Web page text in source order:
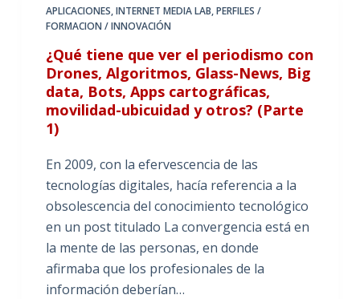
APLICACIONES,INTERNET MEDIA LAB,PERFILES /
FORMACION / INNOVACIÓN
¿Qué tiene que ver el periodismo con
Drones, Algoritmos, Glass-News, Big
data, Bots, Apps cartográficas,
movilidad-ubicuidad y otros? (Parte
1)
En 2009, con la efervescencia de las
tecnologías digitales, hacía referencia a la
obsolescencia del conocimiento tecnológico
en un post titulado La convergencia está en
la mente de las personas, en donde
afirmaba que los profesionales de la
información deberían…